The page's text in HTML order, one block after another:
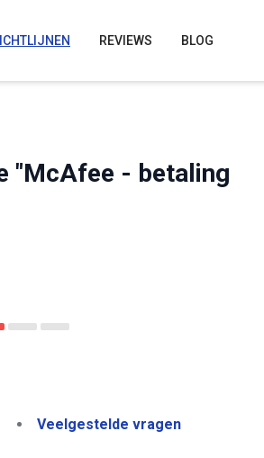
REVIEWS BLOG
"McAfee - betaling
Veelgestelde vragen